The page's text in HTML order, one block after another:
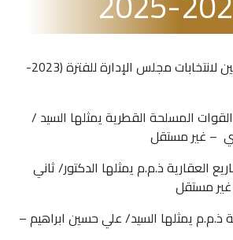
قائمة أسماء المرشحين لانتخابات مجلس الإدارة للفترة (2023-
المسلحة القطرية يمثلها السيد /
– غير مستقل
العقارية ذ.م.م يمثلها الدكتور/ ثاني
غير مستقل
ذ.م.م يمثلها السيد/ علي حسين ابراهيم –